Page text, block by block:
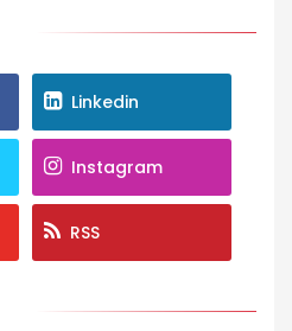
Linkedin
Instagram
RSS